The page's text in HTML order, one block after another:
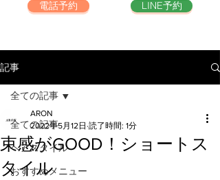
電話予約 LINE予約
記事
全ての記事
ヘアスタイル
おすすめメニュー
全ての記事
束感がGOOD！ショートス
タイル
ARON
2022年5月12日 読了時間: 1分